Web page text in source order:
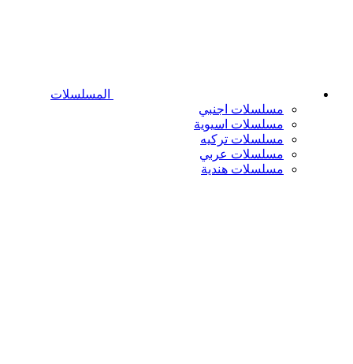
المسلسلات
مسلسلات اجنبي
مسلسلات اسيوية
مسلسلات تركيه
مسلسلات عربي
مسلسلات هندية